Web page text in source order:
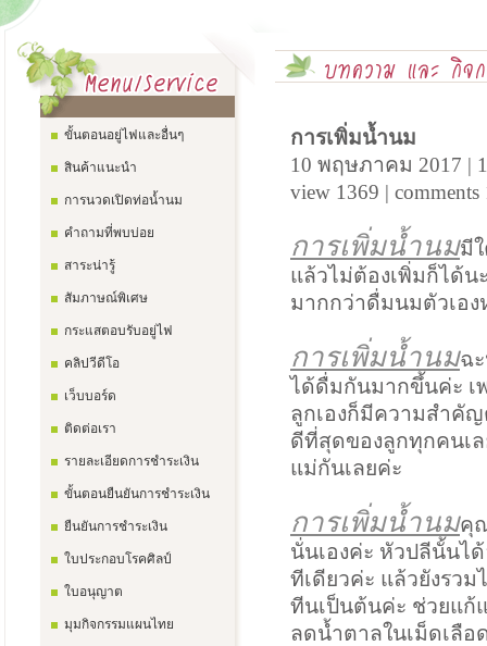
ขั้นตอนอยู่ไฟและอื่นๆ
สินค้าแนะนำ
การนวดเปิดท่อน้ำนม
คำถามที่พบบ่อย
สาระน่ารู้
สัมภาษณ์พิเศษ
กระแสตอบรับอยู่ไฟ
คลิปวีดีโอ
เว็บบอร์ด
ติดต่อเรา
รายละเอียดการชำระเงิน
ขั้นตอนยืนยันการชำระเงิน
ยืนยันการชำระเงิน
ใบประกอบโรคศิลป์
ใบอนุญาต
มุมกิจกรรมแผนไทย
การเพิ่มน้ำนม
10 พฤษภาคม 2017 |
view 1369 | comments
การเพิ่มน้ำนมมี
แล้วไม่ต้องเพิ่มก็ได้
มากกว่าดื่มนมตัวเอง
การเพิ่มน้ำนมฉ
ได้ดื่มกันมากขึ้นค่ะ
ลูกเองก็มีความสำคั
ดีที่สุดของลูกทุกคนเ
แม่กันเลยค่ะ
การเพิ่มน้ำนมคุ
นั่นเองค่ะ หัวปลีนั้นไ
ทีเดียวค่ะ แล้วยังรว
ทีนเป็นต้นค่ะ ช่วยแก้
ลดน้ำตาลในเม็ดเลือ